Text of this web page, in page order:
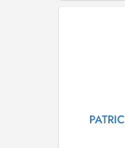
la